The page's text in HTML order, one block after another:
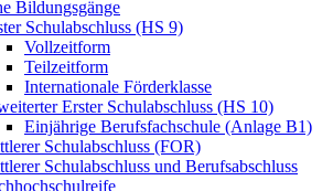
Bildungsgänge
Schulabschluss (HS 9)
Vollzeitform
Teilzeitform
Internationale Förderklasse
Erster Schulabschluss (HS 10)
Einjährige Berufsfachschule (Anlage B1)
Schulabschluss (FOR)
Schulabschluss und Berufsabschluss